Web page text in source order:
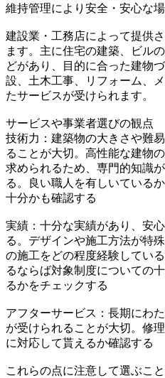
維持管理により安全・安心な
建設業・工務店によって提供
ます。主に住宅の建築、ビル
どがあり、目的に合った建物
設、土木工事、リフォーム、
たサービスが受けられます。
サービスや事業者選びの観点
技術力：建築物の大きさや難
ることが大切。高性能な建物
求められるため、専門的知識
る。良い職人を有しいている
十分かも確認する
実績：十分な実績があり、安
る。デザインや施工方法が特
の施工をどの程度経験してい
るならば対象制度についての
るかをチェックする
アフターサービス：長期にわ
が受けられることが大切。修
に対応して貰えるか確認する
これらの点に注意して選ぶこ